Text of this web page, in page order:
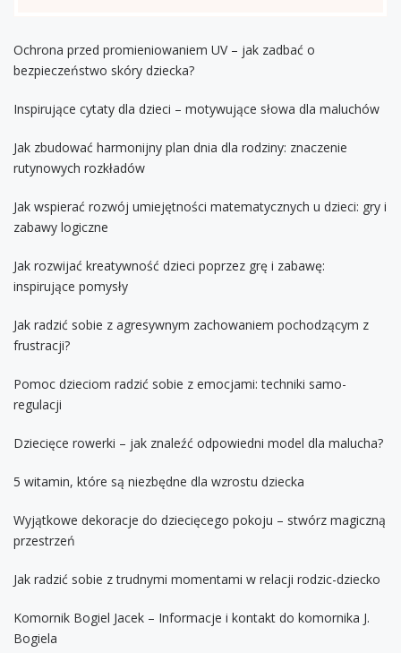
Ochrona przed promieniowaniem UV – jak zadbać o
bezpieczeństwo skóry dziecka?
Inspirujące cytaty dla dzieci – motywujące słowa dla maluchów
Jak zbudować harmonijny plan dnia dla rodziny: znaczenie
rutynowych rozkładów
Jak wspierać rozwój umiejętności matematycznych u dzieci: gry i
zabawy logiczne
Jak rozwijać kreatywność dzieci poprzez grę i zabawę:
inspirujące pomysły
Jak radzić sobie z agresywnym zachowaniem pochodzącym z
frustracji?
Pomoc dzieciom radzić sobie z emocjami: techniki samo-
regulacji
Dziecięce rowerki – jak znaleźć odpowiedni model dla malucha?
5 witamin, które są niezbędne dla wzrostu dziecka
Wyjątkowe dekoracje do dziecięcego pokoju – stwórz magiczną
przestrzeń
Jak radzić sobie z trudnymi momentami w relacji rodzic-dziecko
Komornik Bogiel Jacek – Informacje i kontakt do komornika J.
Bogiela